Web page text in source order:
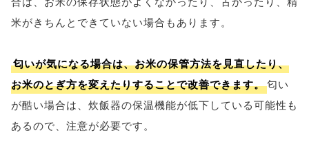
米がきちんとできていない場合もあります。
匂いが気になる場合は、お米の保管方法を見直したり、
お米のとぎ方を変えたりすることで改善できます。匂い
が酷い場合は、炊飯器の保温機能が低下している可能性も
あるので、注意が必要です。